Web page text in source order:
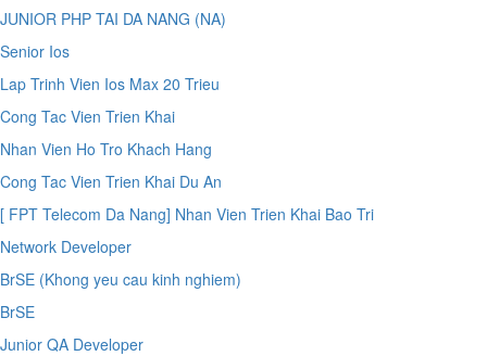
JUNIOR PHP TAI DA NANG (NA)
Senior Ios
Lap Trinh Vien Ios Max 20 Trieu
Cong Tac Vien Trien Khai
Nhan Vien Ho Tro Khach Hang
Cong Tac Vien Trien Khai Du An
[ FPT Telecom Da Nang] Nhan Vien Trien Khai Bao Tri
Network Developer
BrSE (Khong yeu cau kinh nghiem)
BrSE
Junior QA Developer